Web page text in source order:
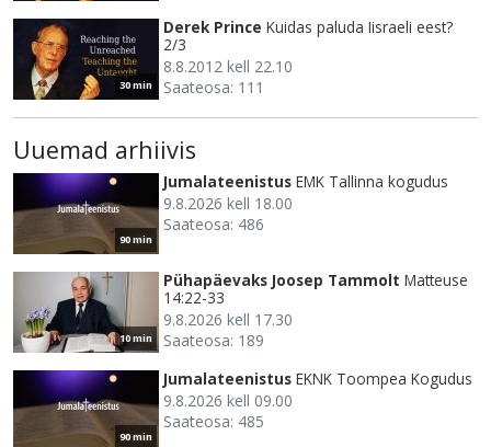
30 min
Derek Prince Kuidas paluda Iisraeli eest?
2/3
8.8.2012 kell 22.10
Saateosa: 111
Uuemad arhiivis
90 min
Jumalateenistus EMK Tallinna kogudus
9.8.2026 kell 18.00
Saateosa: 486
10 min
Pühapäevaks Joosep Tammolt Matteuse
14:22-33
9.8.2026 kell 17.30
Saateosa: 189
90 min
Jumalateenistus EKNK Toompea Kogudus
9.8.2026 kell 09.00
Saateosa: 485